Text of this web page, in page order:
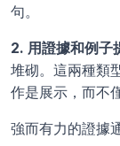
句。
2. 用證據和例子
堆砌。這兩種類
作是展示，而不
強而有力的證據